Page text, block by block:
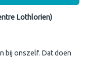
Lothlorien)
bij onszelf. Dat doen